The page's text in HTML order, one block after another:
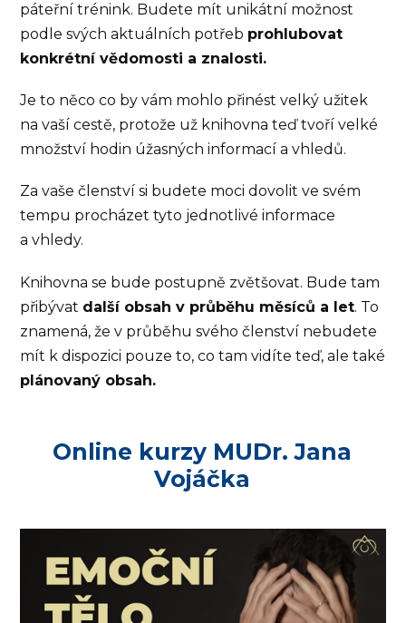
páteřní trénink. Budete mít unikátní možnost
podle svých aktuálních potřeb prohlubovat
konkrétní vědomosti a znalosti.
Je to něco co by vám mohlo přinést velký užitek
na vaší cestě, protože už knihovna teď tvoří velké
množství hodin úžasných informací a vhledů.
Za vaše členství si budete moci dovolit ve svém
tempu procházet tyto jednotlivé informace
a vhledy.
Knihovna se bude postupně zvětšovat. Bude tam
přibývat další obsah v průběhu měsíců a let. To
znamená, že v průběhu svého členství nebudete
mít k dispozici pouze to, co tam vidíte teď, ale také
plánovaný obsah.
Online kurzy MUDr. Jana
Vojáčka